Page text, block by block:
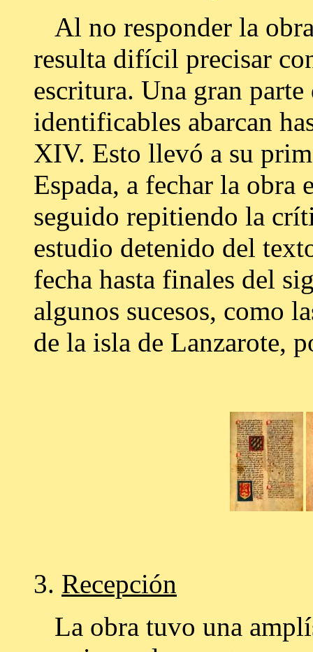
Al no responder la
resulta difícil precisar
escritura. Una gran
identificables abarcan
XIV. Esto llevó a su
Espada, a fechar la obra
seguido repitiendo la
estudio detenido del
fecha hasta finales del
algunos sucesos, como
de la isla de Lanzarote,
3. Recepción
La obra tuvo una